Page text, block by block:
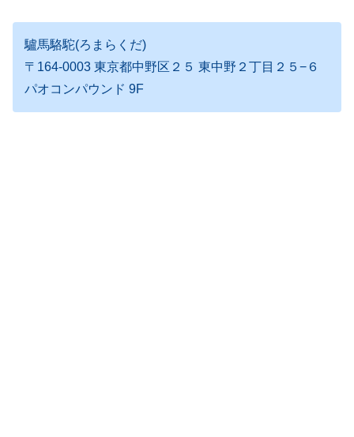
驢馬駱駝(ろまらくだ)
〒164-0003 東京都中野区２５ 東中野２丁目２５−６
パオコンパウンド 9F